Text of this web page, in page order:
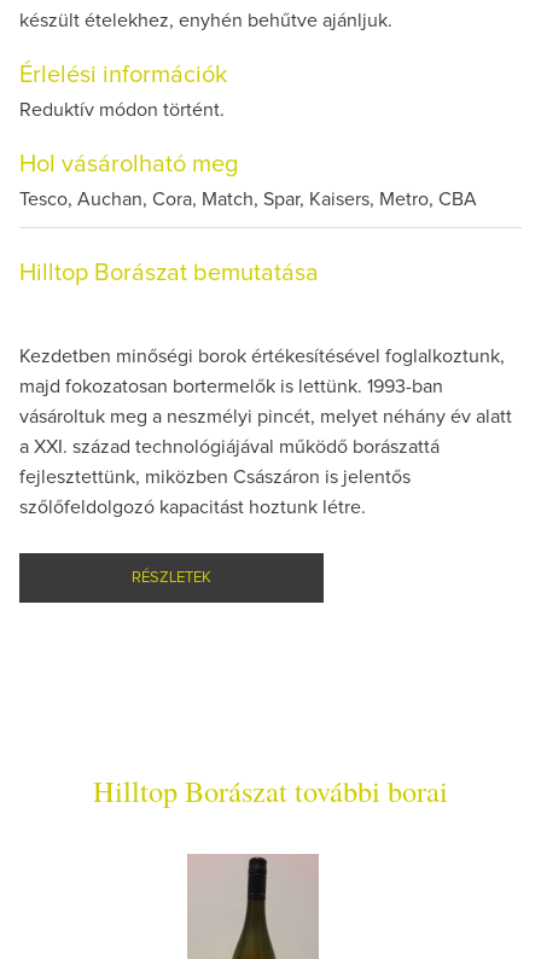
készült ételekhez, enyhén behűtve ajánljuk.
Érlelési információk
Reduktív módon történt.
Hol vásárolható meg
Tesco, Auchan, Cora, Match, Spar, Kaisers, Metro, CBA
Hilltop Borászat bemutatása
Kezdetben minőségi borok értékesítésével foglalkoztunk,
majd fokozatosan bortermelők is lettünk. 1993-ban
vásároltuk meg a neszmélyi pincét, melyet néhány év alatt
a XXI. század technológiájával működő borászattá
fejlesztettünk, miközben Császáron is jelentős
szőlőfeldolgozó kapacitást hoztunk létre.
RÉSZLETEK
Hilltop Borászat további borai